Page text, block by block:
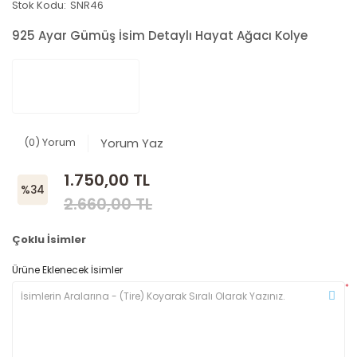
Stok Kodu: SNR46
925 Ayar Gümüş İsim Detaylı Hayat Ağacı Kolye
(0) Yorum Yorum Yaz
%34
1.750,00 TL
2.660,00 TL
Çoklu İsimler
Ürüne Eklenecek İsimler
*